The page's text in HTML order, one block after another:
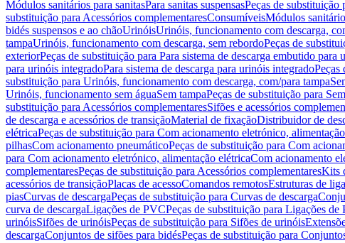
Módulos sanitários para sanitasPara sanitas suspensasPeças de substituição
substituição para Acessórios complementaresConsumíveisMódulos
bidés suspensos e ao chãoUrinóisUrinóis, funcionamento com descarga,
tampaUrinóis, funcionamento com descarga, sem rebordoPeças de
exteriorPeças de substituição para Para sistema de descarga embutido
para urinóis integradoPara sistema de descarga para urinóis integradoPeças
substituição para Urinóis, funcionamento com descarga, com/para tampa
Urinóis, funcionamento sem águaSem tampaPeças de substituição para
substituição para Acessórios complementaresSifões e acessórios
de descarga e acessórios de transiçãoMaterial de fixaçãoDistribuidor de
elétricaPeças de substituição para Com acionamento eletrónico,
pilhasCom acionamento pneumáticoPeças de substituição para Com
para Com acionamento eletrónico, alimentação elétricaCom acionamento
complementaresPeças de substituição para Acessórios complementaresKits
acessórios de transiçãoPlacas de acessoComandos remotosEstruturas de
piasCurvas de descargaPeças de substituição para Curvas de descarga
curva de descargaLigações de PVCPeças de substituição para Ligações de
urinóisSifões de urinóisPeças de substituição para Sifões de urinóis
descargaConjuntos de sifões para bidésPeças de substituição para